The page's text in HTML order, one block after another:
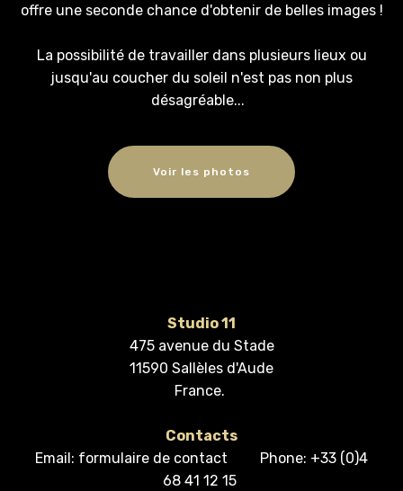
offre une seconde chance d'obtenir de belles images !
La possibilité de travailler dans plusieurs lieux ou
jusqu'au coucher du soleil n'est pas non plus
désagréable...
Voir les photos
Studio 11
475 avenue du Stade
11590 Sallèles d'Aude
France.
Contacts
Email: formulaire de contact Phone: +33 (0)4
68 41 12 15